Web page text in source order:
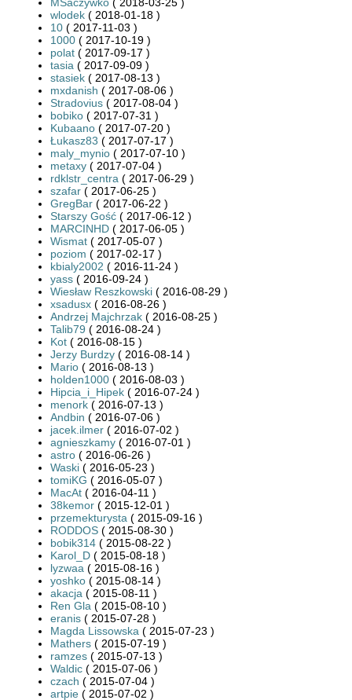
wlodek ( 2018-01-18 )
10 ( 2017-11-03 )
1000 ( 2017-10-19 )
polat ( 2017-09-17 )
tasia ( 2017-09-09 )
stasiek ( 2017-08-13 )
mxdanish ( 2017-08-06 )
Stradovius ( 2017-08-04 )
bobiko ( 2017-07-31 )
Kubaano ( 2017-07-20 )
Łukasz83 ( 2017-07-17 )
maly_mynio ( 2017-07-10 )
metaxy ( 2017-07-04 )
rdklstr_centra ( 2017-06-29 )
szafar ( 2017-06-25 )
GregBar ( 2017-06-22 )
Starszy Gość ( 2017-06-12 )
MARCINHD ( 2017-06-05 )
Wismat ( 2017-05-07 )
poziom ( 2017-02-17 )
kbialy2002 ( 2016-11-24 )
yass ( 2016-09-24 )
Wiesław Reszkowski ( 2016-08-29 )
xsadusx ( 2016-08-26 )
Andrzej Majchrzak ( 2016-08-25 )
Talib79 ( 2016-08-24 )
Kot ( 2016-08-15 )
Jerzy Burdzy ( 2016-08-14 )
Mario ( 2016-08-13 )
holden1000 ( 2016-08-03 )
Hipcia_i_Hipek ( 2016-07-24 )
menork ( 2016-07-13 )
Andbin ( 2016-07-06 )
jacek.ilmer ( 2016-07-02 )
agnieszkamy ( 2016-07-01 )
astro ( 2016-06-26 )
Waski ( 2016-05-23 )
tomiKG ( 2016-05-07 )
MacAt ( 2016-04-11 )
38kemor ( 2015-12-01 )
przemekturysta ( 2015-09-16 )
RODDOS ( 2015-08-30 )
bobik314 ( 2015-08-22 )
Karol_D ( 2015-08-18 )
lyzwaa ( 2015-08-16 )
yoshko ( 2015-08-14 )
akacja ( 2015-08-11 )
Ren Gla ( 2015-08-10 )
eranis ( 2015-07-28 )
Magda Lissowska ( 2015-07-23 )
Mathers ( 2015-07-19 )
ramzes ( 2015-07-13 )
Waldic ( 2015-07-06 )
czach ( 2015-07-04 )
artpie ( 2015-07-02 )